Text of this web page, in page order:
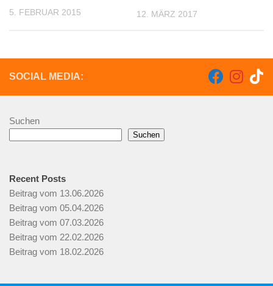
5. FEBRUAR 2015 12. MÄRZ 2017
SOCIAL MEDIA:
Suchen
Suchen
Recent Posts
Beitrag vom 13.06.2026
Beitrag vom 05.04.2026
Beitrag vom 07.03.2026
Beitrag vom 22.02.2026
Beitrag vom 18.02.2026